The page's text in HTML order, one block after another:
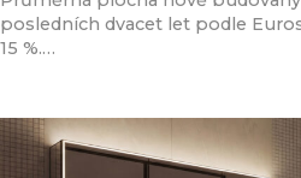
posledních dvacet let podle
15 %.…